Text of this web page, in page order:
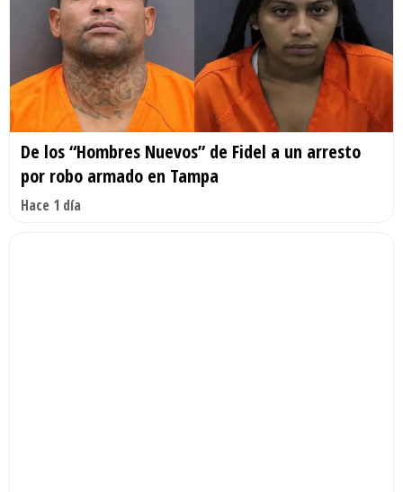
De los “Hombres Nuevos” de Fidel a un arresto
por robo armado en Tampa
Hace 1 día